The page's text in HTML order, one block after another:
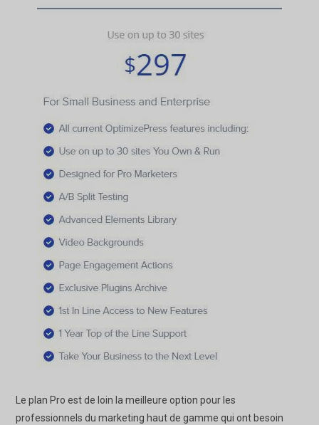
Le plan Pro est de loin la meilleure option pour les
professionnels du marketing haut de gamme qui ont besoin